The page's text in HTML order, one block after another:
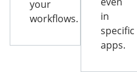
your
workflows.
in
specific
apps.